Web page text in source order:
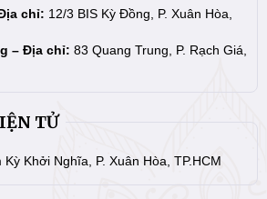
chỉ: 12/3 BIS Kỳ Đồng, P. Xuân Hòa,
– Địa chỉ: 83 Quang Trung, P. Rạch Giá,
TỬ
Kỳ Khởi Nghĩa, P. Xuân Hòa, TP.HCM